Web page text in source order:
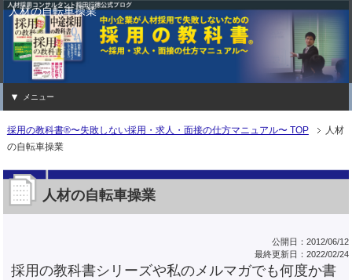
人材の自転車操業
メニュー
採用の教科書®〜失敗しない採用・求人・面接の仕方マニュアル〜 TOP
人材
の自転車操業
人材の自転車操業
公開日：2012/06/12
最終更新日：2022/02/24
採用の教科書シリーズや私のメルマガでも何度か書